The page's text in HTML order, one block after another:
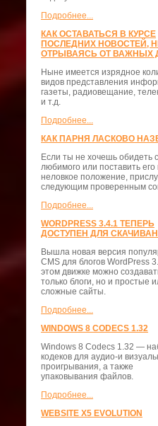
Подробнее...
КАК ОСТАВАТЬСЯ В КУРСЕ
ПОСЛЕДНИХ НОВОСТЕЙ,
ОТРЫВАЯСЬ ОТ ВАЖНЫХ
Ныне имеется изрядное
видов представления
газеты, радиовещание,
и т.д.
Подробнее...
КАК ПАРНЯ ЛАСКОВО
Если ты не хочешь обидеть
любимого или поставить его
неловкое положение,
следующим проверенным
Подробнее...
WORDPRESS 3.4.1 ТЕПЕРЬ
ДОСТУПЕН ДЛЯ
Вышла новая версия
CMS для блогов WordPress
этом движке можно
только блоги, но и простые
сложные сайты.
Подробнее...
WINDOWS 8 CODECS 1.32
Windows 8 Codecs 1.32 —
кодеков для аудио-и
проигрывания, а также
упаковывания файлов.
Подробнее...
WEBSITE X5 EVOLUTION